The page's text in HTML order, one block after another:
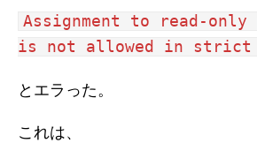
Assignment to read-
is not allowed in strict
とエラった。
これは、